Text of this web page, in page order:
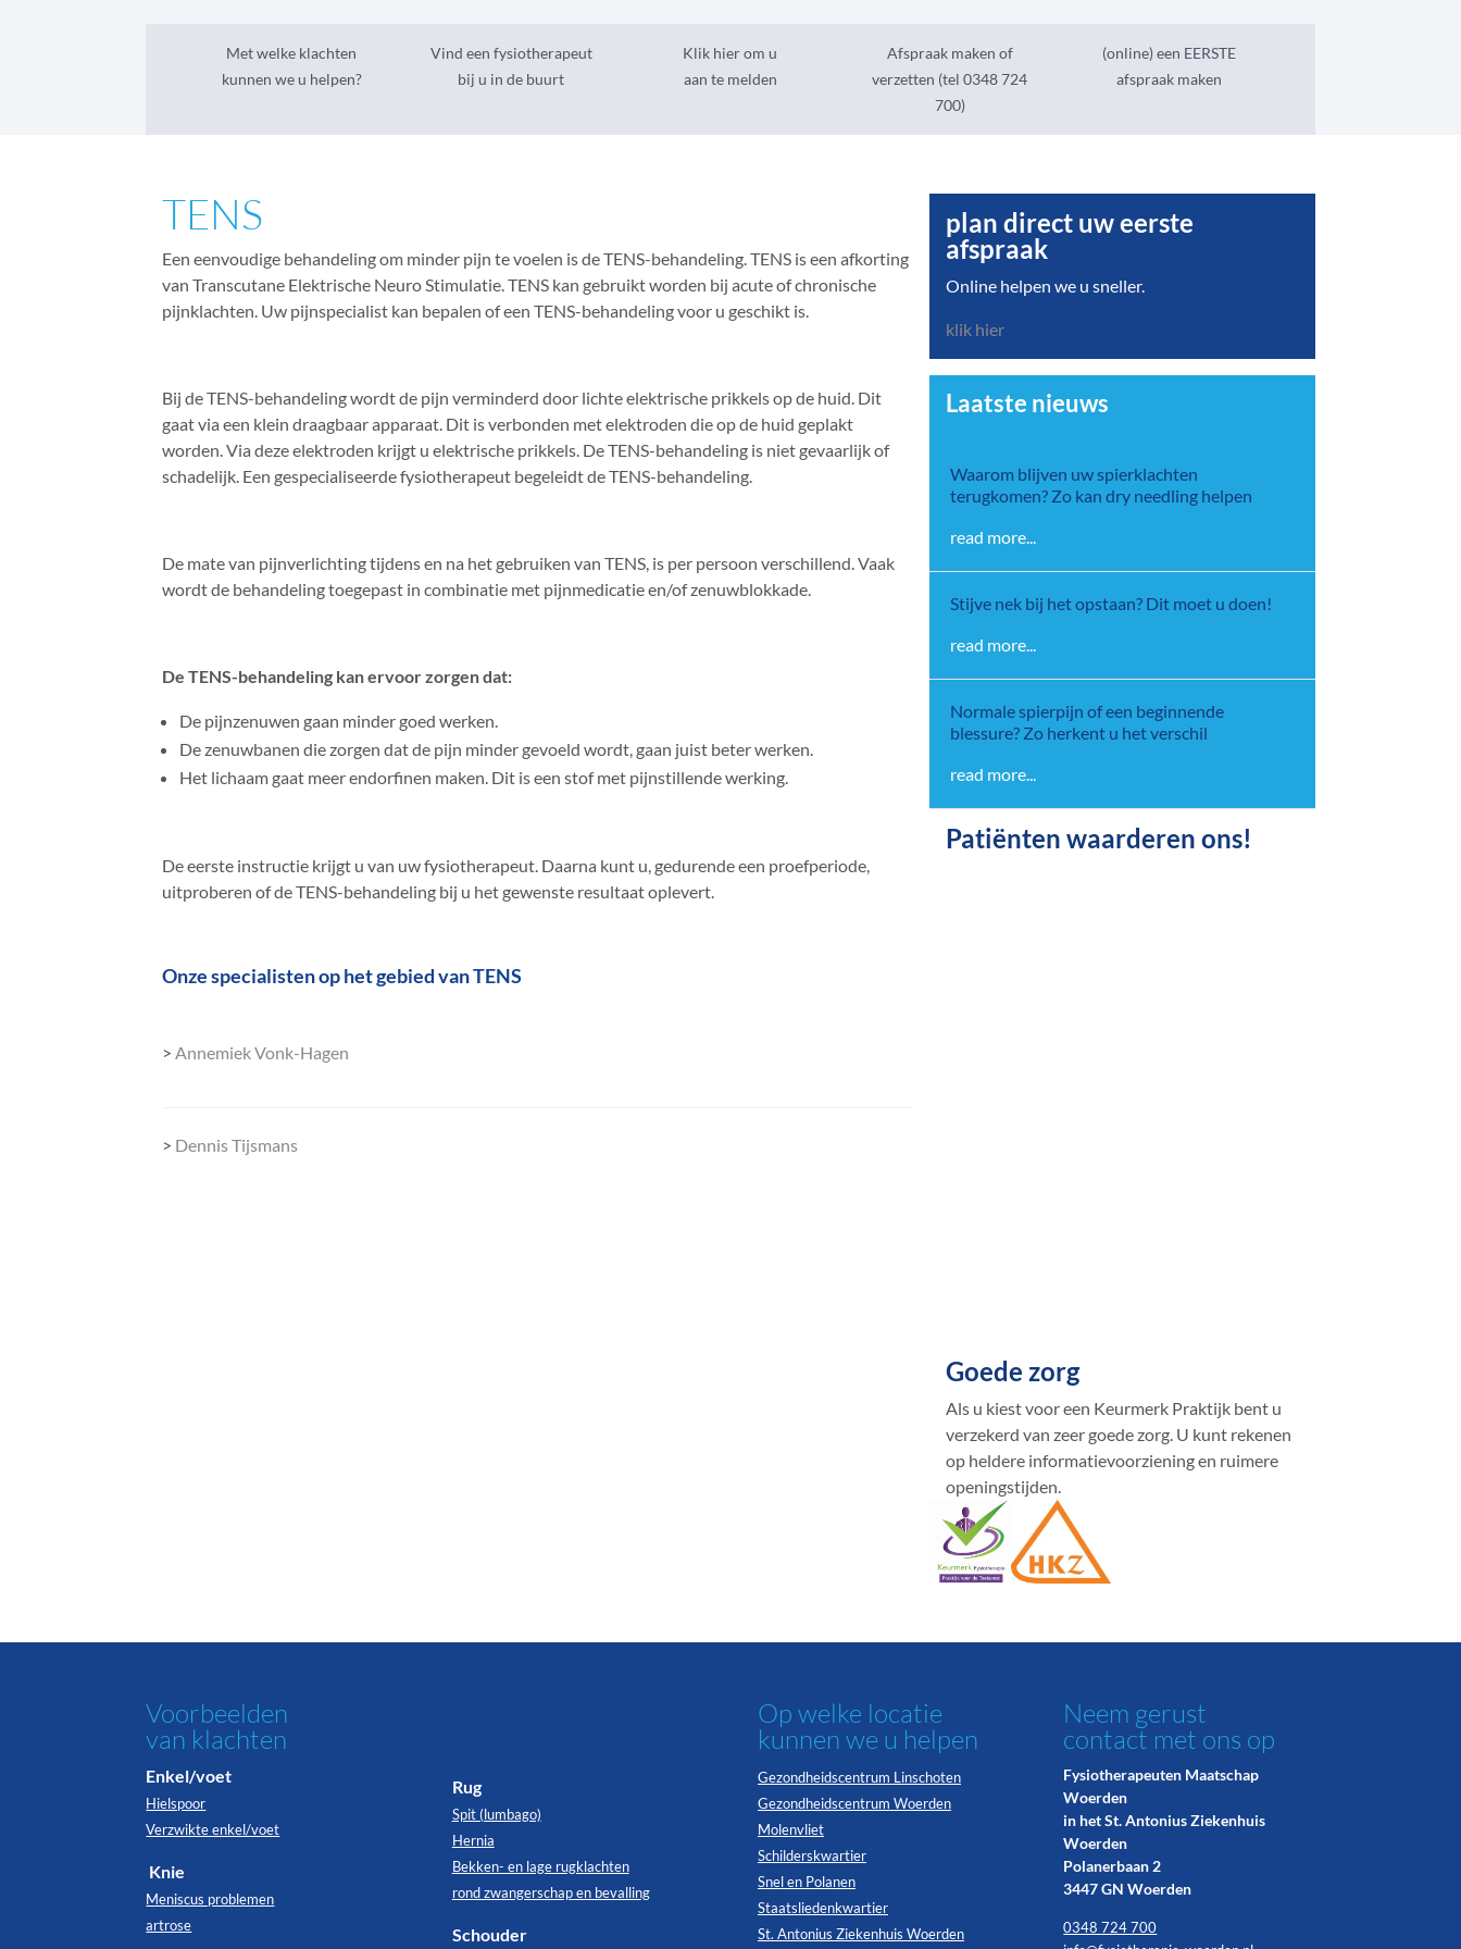
Met welke klachten
kunnen we u helpen?
Vind een fysiotherapeut
bij u in de buurt
Klik hier om u
aan te melden
Afspraak maken of
verzetten (tel 0348 724
700)
(online) een EERSTE
afspraak maken
TENS
Een eenvoudige behandeling om minder pijn te voelen is de TENS-behandeling. TENS is een afkorting
van Transcutane Elektrische Neuro Stimulatie. TENS kan gebruikt worden bij acute of chronische
pijnklachten. Uw pijnspecialist kan bepalen of een TENS-behandeling voor u geschikt is.
Bij de TENS-behandeling wordt de pijn verminderd door lichte elektrische prikkels op de huid. Dit
gaat via een klein draagbaar apparaat. Dit is verbonden met elektroden die op de huid geplakt
worden. Via deze elektroden krijgt u elektrische prikkels. De TENS-behandeling is niet gevaarlijk of
schadelijk. Een gespecialiseerde fysiotherapeut begeleidt de TENS-behandeling.
De mate van pijnverlichting tijdens en na het gebruiken van TENS, is per persoon verschillend. Vaak
wordt de behandeling toegepast in combinatie met pijnmedicatie en/of zenuwblokkade.
De TENS-behandeling kan ervoor zorgen dat:
De pijnzenuwen gaan minder goed werken.
De zenuwbanen die zorgen dat de pijn minder gevoeld wordt, gaan juist beter werken.
Het lichaam gaat meer endorfinen maken. Dit is een stof met pijnstillende werking.
De eerste instructie krijgt u van uw fysiotherapeut. Daarna kunt u, gedurende een proefperiode,
uitproberen of de TENS-behandeling bij u het gewenste resultaat oplevert.
Onze specialisten op het gebied van TENS
>Annemiek Vonk-Hagen
> Dennis Tijsmans
plan direct uw eerste
afspraak
Online helpen we u sneller.
klik hier
Laatste nieuws
Waarom blijven uw spierklachten
terugkomen? Zo kan dry needling helpen
read more...
Stijve nek bij het opstaan? Dit moet u doen!
read more...
Normale spierpijn of een beginnende
blessure? Zo herkent u het verschil
read more...
Patiënten waarderen ons!
Goede zorg
Als u kiest voor een Keurmerk Praktijk bent u
verzekerd van zeer goede zorg. U kunt rekenen
op heldere informatievoorziening en ruimere
openingstijden.
Voorbeelden
van klachten
Enkel/voet
Hielspoor
Verzwikte enkel/voet
Knie
Meniscus problemen
artrose
Rug
Spit (lumbago)
Hernia
Bekken- en lage rugklachten
rond zwangerschap en bevalling
Schouder
Op welke locatie
kunnen we u helpen
Gezondheidscentrum Linschoten
Gezondheidscentrum Woerden
Molenvliet
Schilderskwartier
Snel en Polanen
Staatsliedenkwartier
St. Antonius Ziekenhuis Woerden
Neem gerust
contact met ons op
Fysiotherapeuten Maatschap
Woerden
in het St. Antonius Ziekenhuis
Woerden
Polanerbaan 2
3447 GN Woerden
0348 724 700